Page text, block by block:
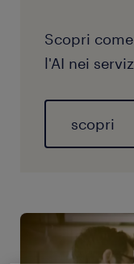
Scopri
l'AI nei
scopri